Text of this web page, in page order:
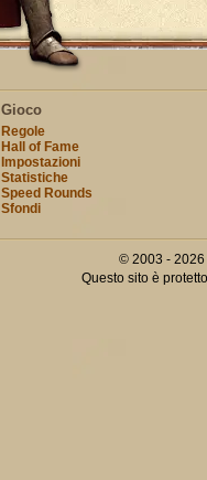
Gioco
Regole
Hall of Fame
Impostazioni
Statistiche
Speed Rounds
Sfondi
© 2003 - 2026
Questo sito è